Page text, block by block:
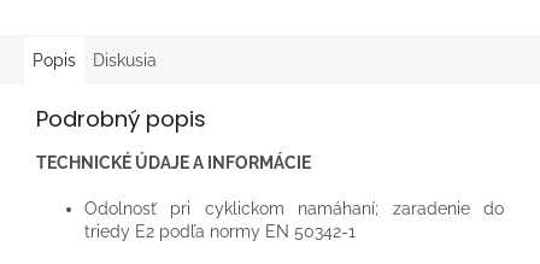
Popis Diskusia
Podrobný popis
TECHNICKÉ ÚDAJE A INFORMÁCIE
Odolnosť pri cyklickom namáhaní; zaradenie do
triedy E2 podľa normy EN 50342-1